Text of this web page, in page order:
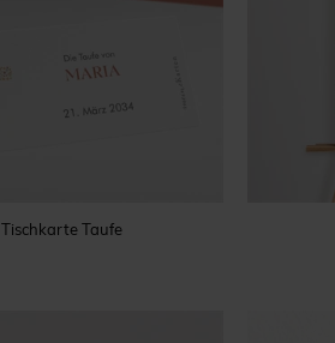
Tischkarte Taufe